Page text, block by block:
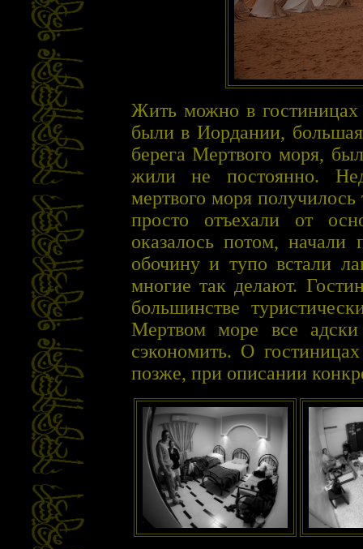
Жить можно в
были в Иордании,
берега Мертвого моря,
жили не постоянно.
мертвого моря
просто отъехали от
оказалось потом,
обочину и тупо встали
многие так делают.
большинстве
Мертвом море все
сэкономить. О
позже, при описании